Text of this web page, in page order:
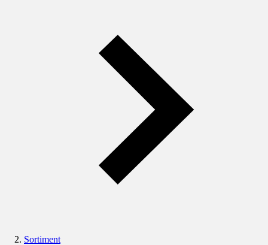
Sortiment